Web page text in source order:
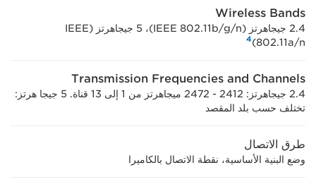
Wireless Bands
2.4 جيجاهرتز (IEEE 802.11b/g/n)، ‏5 جيجاهرتز (IEEE
802.11a/n)‏
4
Transmission Frequencies and Channels
2.4 جيجاهرتز: 2412 - 2472 ميجاهرتز من 1 إلى 13 قناة. 5 جيجا هرتز:
تختلف حسب بلد المقصد
طرق الاتصال
وضع البنية الأساسية، نقطة الاتصال بالكاميرا